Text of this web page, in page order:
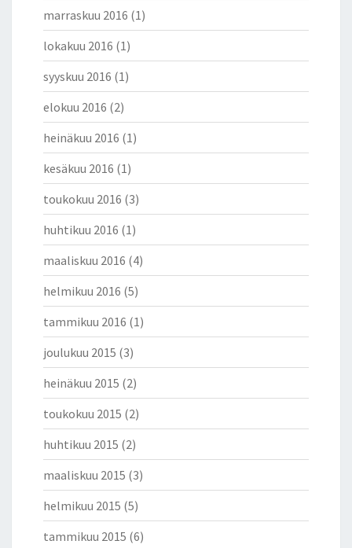
marraskuu 2016 (1)
lokakuu 2016 (1)
syyskuu 2016 (1)
elokuu 2016 (2)
heinäkuu 2016 (1)
kesäkuu 2016 (1)
toukokuu 2016 (3)
huhtikuu 2016 (1)
maaliskuu 2016 (4)
helmikuu 2016 (5)
tammikuu 2016 (1)
joulukuu 2015 (3)
heinäkuu 2015 (2)
toukokuu 2015 (2)
huhtikuu 2015 (2)
maaliskuu 2015 (3)
helmikuu 2015 (5)
tammikuu 2015 (6)